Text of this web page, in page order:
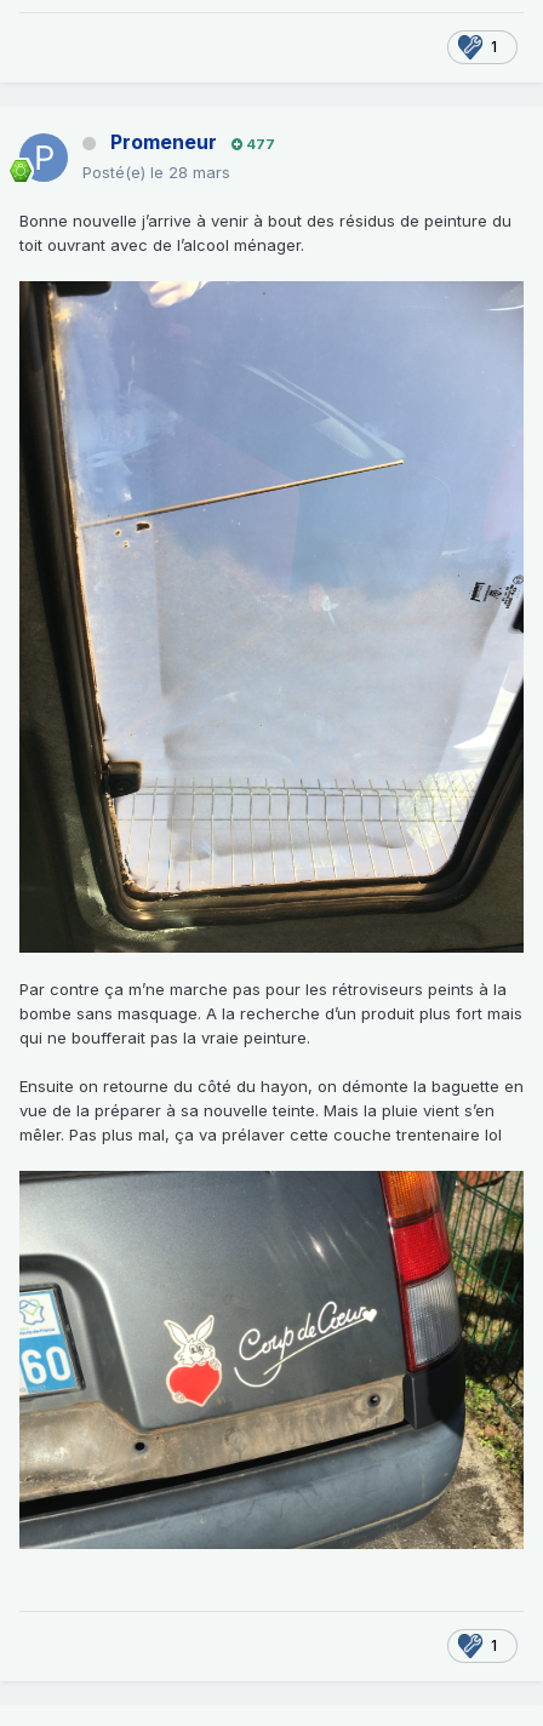
1
Promeneur 477
Posté(e) le 28 mars
Bonne nouvelle j’arrive à venir à bout des résidus de peinture du
toit ouvrant avec de l’alcool ménager.
Par contre ça m’ne marche pas pour les rétroviseurs peints à la
bombe sans masquage. A la recherche d’un produit plus fort mais
qui ne boufferait pas la vraie peinture.
Ensuite on retourne du côté du hayon, on démonte la baguette en
vue de la préparer à sa nouvelle teinte. Mais la pluie vient s’en
mêler. Pas plus mal, ça va prélaver cette couche trentenaire lol
1